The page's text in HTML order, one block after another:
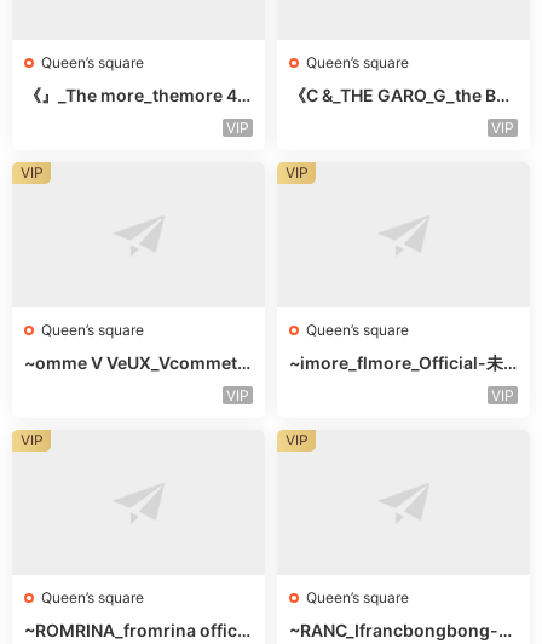
Queen’s square
《』_The more_themore 41
VIP
Queen’s square
《C &_THE GARO_G_the Bar
VIP
Queen’s square
~omme V VeUX_Vcommetu
VIP
VIP
Queen’s square
~imore_flmore_Official-未
VIP
VIP
Queen’s square
~ROMRINA_fromrina officia
VIP
Queen’s square
~RANC_Ifrancbongbong-未
VIP